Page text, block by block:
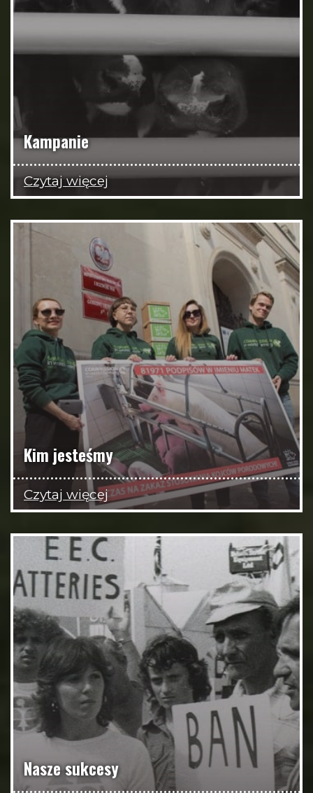
Kampanie
Czytaj więcej
Kim jesteśmy
Czytaj więcej
Nasze sukcesy